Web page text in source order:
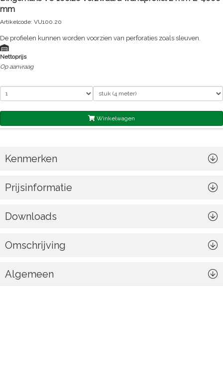
mm
Artikelcode: VU100.20
De profielen kunnen worden voorzien van perforaties zoals sleuven.
Nettoprijs
Op aanvraag
Winkelwagen
Kenmerken
Prijsinformatie
Downloads
Omschrijving
Algemeen